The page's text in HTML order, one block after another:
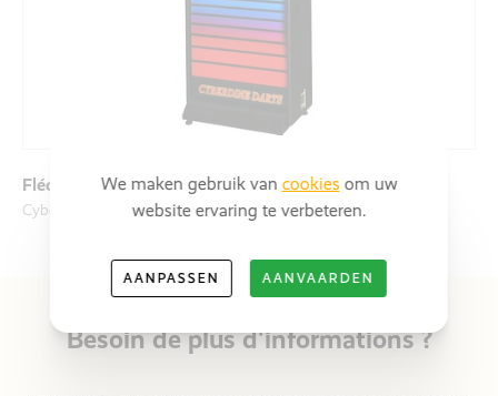
Fléchettes
Cyberdine
Besoin de plus d'informations ?
We maken gebruik van cookies om uw
website ervaring te verbeteren.
AANPASSEN AANVAARDEN